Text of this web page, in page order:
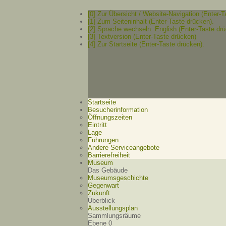
[0] Zur Übersicht / Website-Navigation (Enter-
[1] Zum Seiteninhalt (Enter-Taste drücken).
[2] Sprache wechseln: English (Enter-Taste
[3] Textversion (Enter-Taste drücken)
[4] Zur Startseite (Enter-Taste drücken).
Startseite
Besucherinformation
Öffnungszeiten
Eintritt
Lage
Führungen
Andere Serviceangebote
Barrierefreiheit
Museum
Das Gebäude
Museumsgeschichte
Gegenwart
Zukunft
Überblick
Ausstellungsplan
Sammlungsräume
Ebene 0